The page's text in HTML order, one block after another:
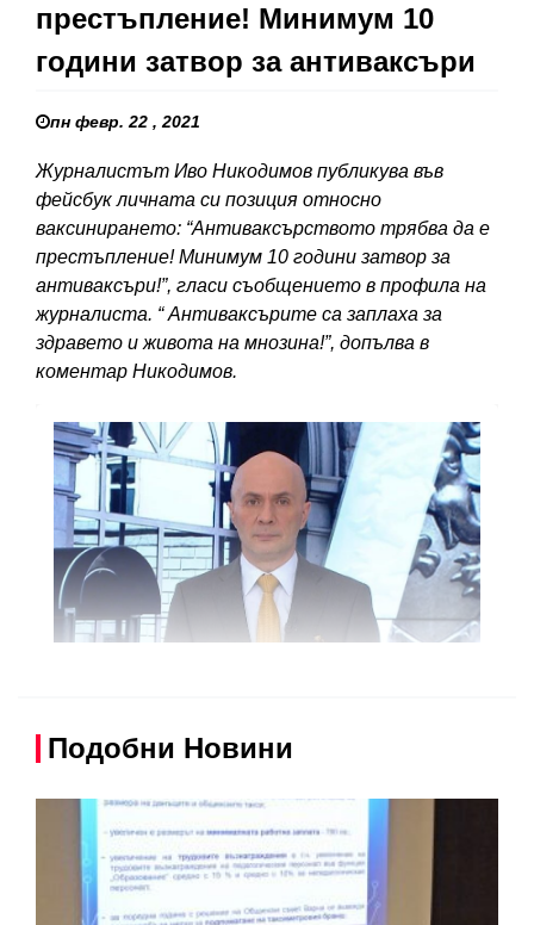
престъпление! Минимум 10
години затвор за антиваксъри
пн февр. 22 , 2021
Журналистът Иво Никодимов публикува във
фейсбук личната си позиция относно
ваксинирането: “Антиваксърството трябва да е
престъпление! Минимум 10 години затвор за
антиваксъри!”, гласи съобщението в профила на
журналиста. “ Антиваксърите са заплаха за
здравето и живота на мнозина!”, допълва в
коментар Никодимов.
Подобни Новини